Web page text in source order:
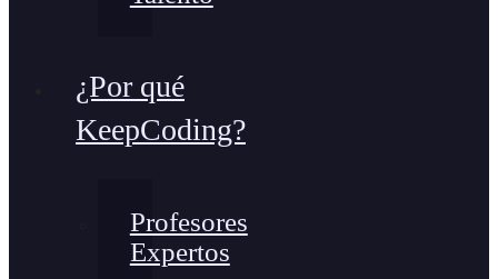
¿Por qué
KeepCoding?
Profesores
Expertos